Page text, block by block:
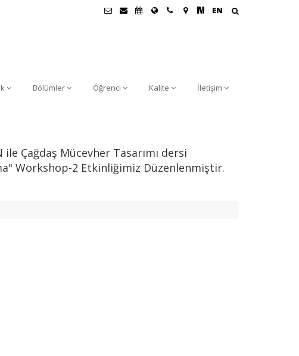
EN
Bölümler Öğrenci Kalite İletişim
ile Çağdaş Mücevher Tasarımı dersi
Workshop-2 Etkinliğimiz Düzenlenmiştir.